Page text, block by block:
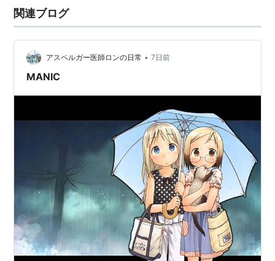
度、vは流体の速度、zは鉛直高さ、gは重力加速度であ
る。
関連ブログ
アスペルガー医師ロンの日常 • 7日前
MANIC